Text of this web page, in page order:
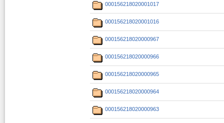
000156218020001017
000156218020001016
000156218020000967
000156218020000966
000156218020000965
000156218020000964
000156218020000963